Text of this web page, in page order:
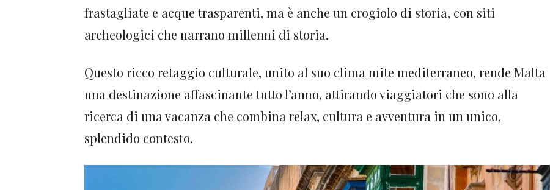
frastagliate e acque trasparenti, ma è anche un crogiolo di storia, con siti
archeologici che narrano millenni di storia.
Questo ricco retaggio culturale, unito al suo clima mite mediterraneo, rende Malta
una destinazione affascinante tutto l’anno, attirando viaggiatori che sono alla
ricerca di una vacanza che combina relax, cultura e avventura in un unico,
splendido contesto.